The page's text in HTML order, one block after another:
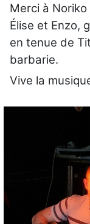
Merci à
Élise et Enzo,
en tenue de
barbarie.
Vive la